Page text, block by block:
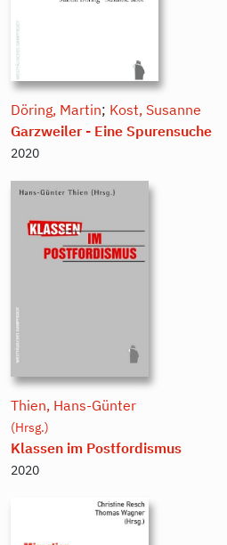
Döring, Martin; Kost, Susanne
Garzweiler - Eine Spurensuche
2020
Thien, Hans-Günter
(Hrsg.)
Klassen im Postfordismus
2020